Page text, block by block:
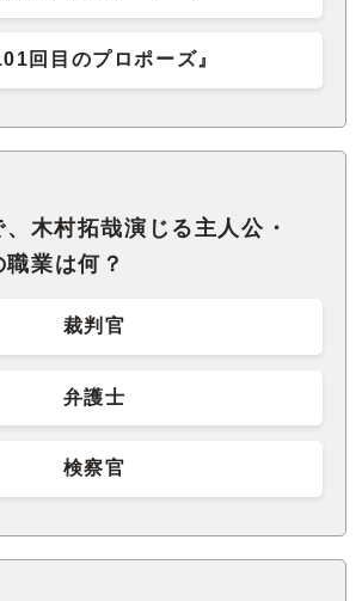
回目のプロポーズ』
、木村拓哉演じる主人公・
職業は何？
裁判官
弁護士
検察官